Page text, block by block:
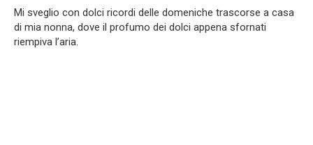
Mi sveglio con dolci ricordi delle domeniche trascorse a casa
di mia nonna, dove il profumo dei dolci appena sfornati
riempiva l’aria.